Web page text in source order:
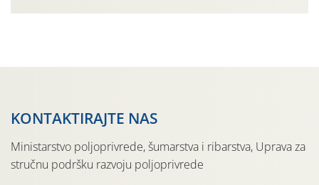
KONTAKTIRAJTE NAS
Ministarstvo poljoprivrede, šumarstva i ribarstva, Uprava za
stručnu podršku razvoju poljoprivrede